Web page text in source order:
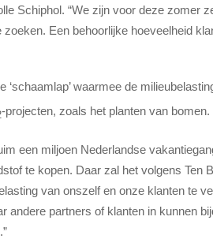
Schiphol. “We zijn voor deze zomer
Een behoorlijke hoeveelheid
‘schaamlap’ waarmee de
-projecten, zoals het planten van bomen.
een miljoen Nederlandse
te kopen. Daar zal het volgens Ten
van onszelf en onze klanten te
andere partners of klanten in kunnen